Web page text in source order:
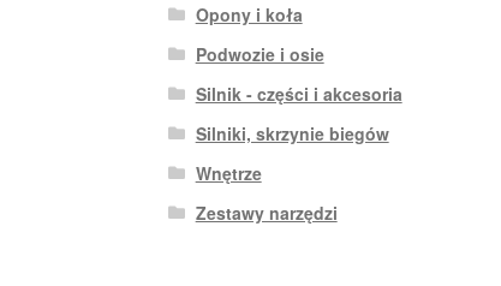
Opony i koła
Podwozie i osie
Silnik - części i akcesoria
Silniki, skrzynie biegów
Wnętrze
Zestawy narzędzi